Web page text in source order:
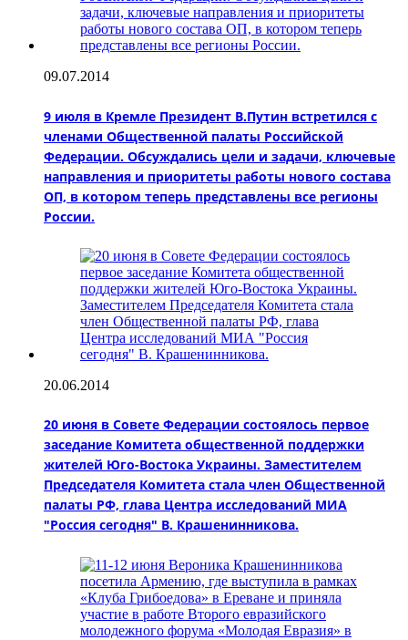
09.07.2014
9 июля в Кремле Президент В.Путин встретился с
членами Общественной палаты Российской
Федерации. Обсуждались цели и задачи, ключевые
направления и приоритеты работы нового состава
ОП, в котором теперь представлены все регионы
России.
20.06.2014
20 июня в Совете Федерации состоялось первое
заседание Комитета общественной поддержки
жителей Юго-Востока Украины. Заместителем
Председателя Комитета стала член Общественной
палаты РФ, глава Центра исследований МИА
"Россия сегодня" В. Крашенинникова.